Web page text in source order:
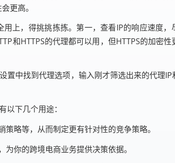
更高。
上，得挑挑拣拣。第一，查看IP的响应速度，
和HTTPS的代理都可以用，但HTTPS的加密性
中找到代理选项，输入刚才筛选出来的代理IP
下几个用途：
略等，从而制定更有针对性的竞争策略。
你的跨境电商业务提供决策依据。